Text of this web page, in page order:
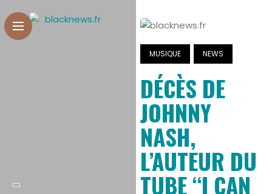
MUSIQUE NEWS
DÉCÈS DE
JOHNNY
NASH,
L’AUTEUR DU
TUBE “I CAN